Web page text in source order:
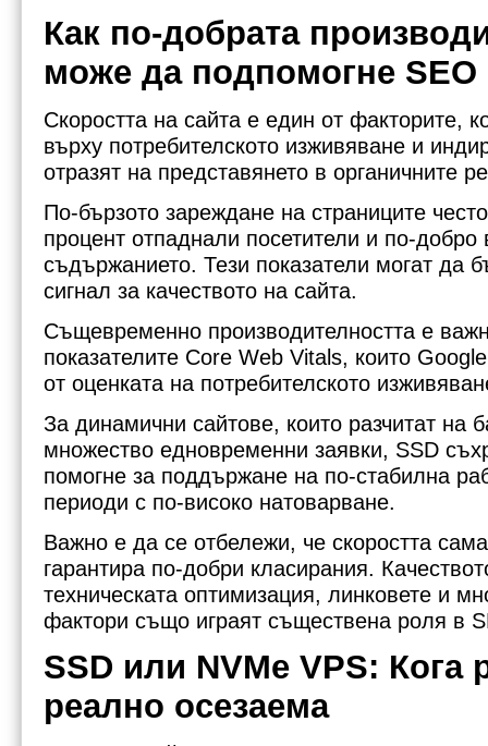
Как по-добрата
може да подпомогне SEO
Скоростта на сайта е един от факторите,
върху потребителското изживяване и
отразят на представянето в органичните
По-бързото зареждане на страниците
процент отпаднали посетители и по-
съдържанието. Тези показатели могат да
сигнал за качеството на сайта.
Същевременно производителността е
показателите Core Web Vitals, които
от оценката на потребителското
За динамични сайтове, които разчитат на
множество едновременни заявки, SSD
помогне за поддържане на по-стабилна
периоди с по-високо натоварване.
Важно е да се отбележи, че скоростта
гарантира по-добри класирания.
техническата оптимизация, линковете и
фактори също играят съществена роля в
SSD или NVMe VPS: Кога
реално осезаема